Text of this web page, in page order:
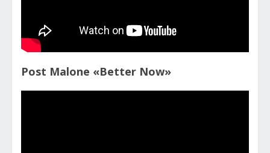
Post Malone «Better Now»